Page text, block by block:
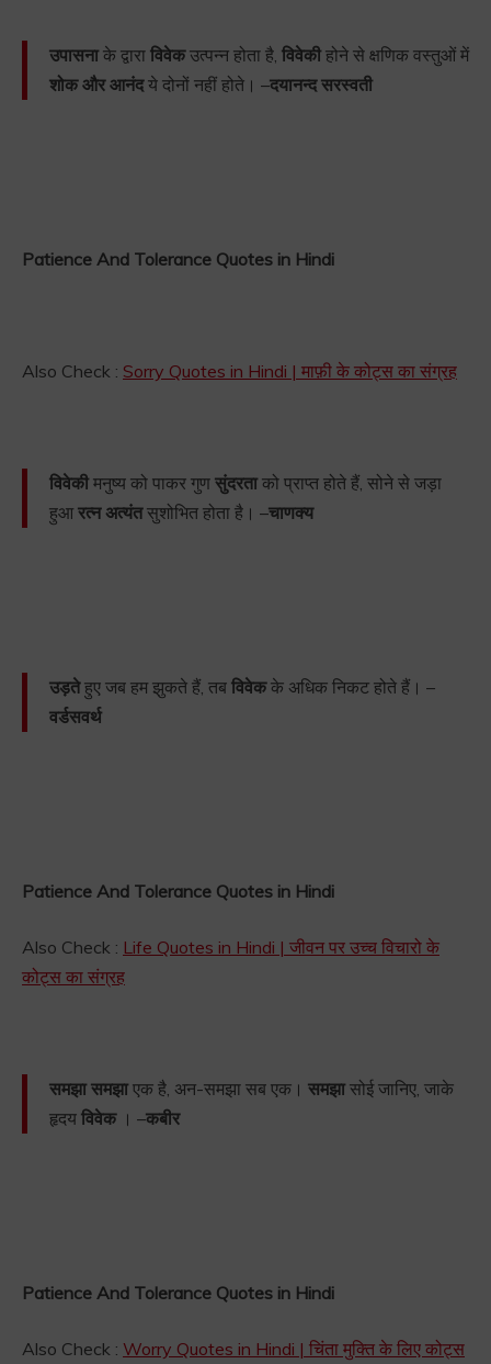
उपासनाके द्वारा विवेकउत्पन्न होता है, विवेकीहोने से क्षणिक वस्तुओं में
शोक और आनंदये दोनों नहीं होते। –दयानन्द सरस्वती
Patience And Tolerance Quotes in Hindi
Also Check : Sorry Quotes in Hindi | माफ़ी के कोट्स का संग्रह
विवेकीमनुष्य को पाकर गुण सुंदरताको प्राप्त होते हैं, सोने से जड़ा
हुआ रत्न अत्यंतसुशोभित होता है। –चाणक्य
उड़तेहुए जब हम झुकते हैं, तब विवेकके अधिक निकट होते हैं। –
वर्डसवर्थ
Patience And Tolerance Quotes in Hindi
Also Check : Life Quotes in Hindi | जीवन पर उच्च विचारो के
कोट्स का संग्रह
समझा समझाएक है, अन-समझा सब एक। समझासोई जानिए, जाके
हृदय विवेक। –कबीर
Patience And Tolerance Quotes in Hindi
Also Check : Worry Quotes in Hindi | चिंता मुक्ति के लिए कोट्स